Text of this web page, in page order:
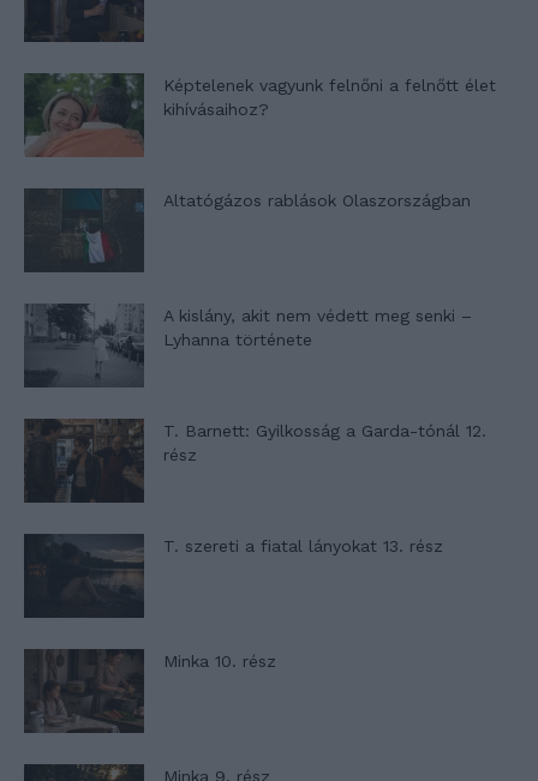
Képtelenek vagyunk felnőni a felnőtt élet
kihívásaihoz?
Altatógázos rablások Olaszországban
A kislány, akit nem védett meg senki –
Lyhanna története
T. Barnett: Gyilkosság a Garda-tónál 12.
rész
T. szereti a fiatal lányokat 13. rész
Minka 10. rész
Minka 9. rész